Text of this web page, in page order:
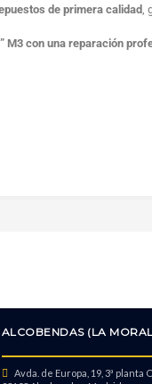
de primera calidad
con una reparación
ALCOBENDAS (LA
Avda. de Europa, 19, 3ª planta